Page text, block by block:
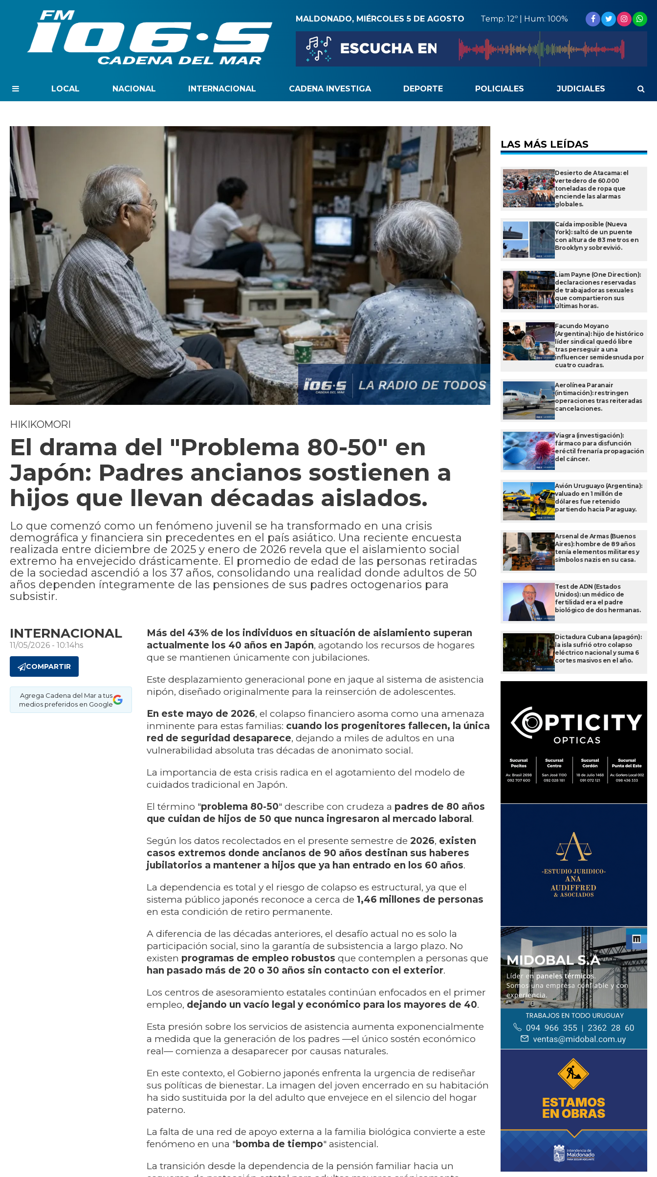
MALDONADO, MIÉRCOLES 5 DE AGOSTO Temp: 12º | Hum: 100%
LOCAL NACIONAL INTERNACIONAL CADENA INVESTIGA DEPORTE POLICIALES JUDICIALES
HIKIKOMORI
El drama del "Problema 80-50" en
Japón: Padres ancianos sostienen a
hijos que llevan décadas aislados.
Lo que comenzó como un fenómeno juvenil se ha transformado en una crisis
demográfica y financiera sin precedentes en el país asiático. Una reciente encuesta
realizada entre diciembre de 2025 y enero de 2026 revela que el aislamiento social
extremo ha envejecido drásticamente. El promedio de edad de las personas retiradas
de la sociedad ascendió a los 37 años, consolidando una realidad donde adultos de 50
años dependen íntegramente de las pensiones de sus padres octogenarios para
subsistir.
INTERNACIONAL
11/05/2026 - 10:14hs
COMPARTIR
Agrega Cadena del Mar a tus
medios preferidos en Google
Más del 43% de los individuos en situación de aislamiento superan
actualmente los 40 años en Japón, agotando los recursos de hogares
que se mantienen únicamente con jubilaciones.
Este desplazamiento generacional pone en jaque al sistema de asistencia
nipón, diseñado originalmente para la reinserción de adolescentes.
En este mayo de 2026, el colapso financiero asoma como una amenaza
inminente para estas familias: cuando los progenitores fallecen, la única
red de seguridad desaparece, dejando a miles de adultos en una
vulnerabilidad absoluta tras décadas de anonimato social.
La importancia de esta crisis radica en el agotamiento del modelo de
cuidados tradicional en Japón.
El término "problema 80-50" describe con crudeza a padres de 80 años
que cuidan de hijos de 50 que nunca ingresaron al mercado laboral .
Según los datos recolectados en el presente semestre de 2026, existen
casos extremos donde ancianos de 90 años destinan sus haberes
jubilatorios a mantener a hijos que ya han entrado en los 60 años.
La dependencia es total y el riesgo de colapso es estructural, ya que el
sistema público japonés reconoce a cerca de 1,46 millones de personas
en esta condición de retiro permanente.
A diferencia de las décadas anteriores, el desafío actual no es solo la
participación social, sino la garantía de subsistencia a largo plazo. No
existen programas de empleo robustos que contemplen a personas que
han pasado más de 20 o 30 años sin contacto con el exterior.
Los centros de asesoramiento estatales continúan enfocados en el primer
empleo, dejando un vacío legal y económico para los mayores de 40.
Esta presión sobre los servicios de asistencia aumenta exponencialmente
a medida que la generación de los padres —el único sostén económico
real— comienza a desaparecer por causas naturales.
En este contexto, el Gobierno japonés enfrenta la urgencia de rediseñar
sus políticas de bienestar. La imagen del joven encerrado en su habitación
ha sido sustituida por la del adulto que envejece en el silencio del hogar
paterno.
La falta de una red de apoyo externa a la familia biológica convierte a este
fenómeno en una " bomba de tiempo" asistencial.
La transición desde la dependencia de la pensión familiar hacia un
LAS MÁS LEÍDAS
Desierto de Atacama: el
vertedero de 60.000
toneladas de ropa que
enciende las alarmas
globales.
Caída imposible (Nueva
York): saltó de un puente
con altura de 83 metros en
Brooklyn y sobrevivió.
Liam Payne (One Direction):
declaraciones reservadas
de trabajadoras sexuales
que compartieron sus
últimas horas.
Facundo Moyano
(Argentina): hijo de histórico
líder sindical quedó libre
tras perseguir a una
influencer semidesnuda por
cuatro cuadras.
Aerolínea Paranair
(intimación): restringen
operaciones tras reiteradas
cancelaciones.
Viagra (investigación):
fármaco para disfunción
eréctil frenaría propagación
del cáncer.
Avión Uruguayo (Argentina):
valuado en 1 millón de
dólares fue retenido
partiendo hacia Paraguay.
Arsenal de Armas (Buenos
Aires): hombre de 89 años
tenía elementos militares y
símbolos nazis en su casa.
Test de ADN (Estados
Unidos): un médico de
fertilidad era el padre
biológico de dos hermanas.
Dictadura Cubana (apagón):
la isla sufrió otro colapso
eléctrico nacional y suma 6
cortes masivos en el año.